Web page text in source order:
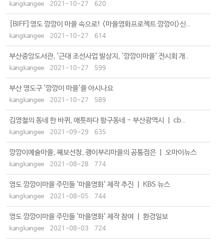
kangkangee 2021-10-27 620
[BIFF]영도 깡깡이 마을 속으로! <마을영화프로젝트 깡깡이>신..
kangkangee 2021-10-27 614
부산중앙도서관, '근대 조선사업 발상지, '깡깡이마을' 전시회 개..
kangkangee 2021-10-27 599
부산 영도구 '깡깡이 마을'을 아시나요
kangkangee 2021-10-27 589
김영철의 동네 한 바퀴, 애틋하다 항구동네 - 부산광역시 ㅣ cb..
kangkangee 2021-09-29 635
깡깡이예술마을, 째보선창, 괭이부리마을의 공통점은 ㅣ 오마이뉴스
kangkangee 2021-08-28 774
영도 깡깡이마을 주민들 '마을영화' 제작 추진 ㅣ KBS 뉴스
kangkangee 2021-08-05 744
영도 깡깡이마을 주민들 '마을영화' 제작 참여 ㅣ 환경일보
kangkangee 2021-08-03 724